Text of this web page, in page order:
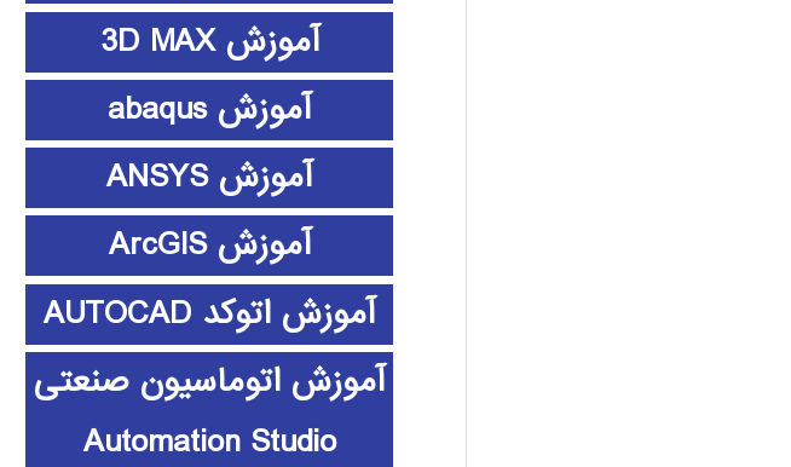
آموزش 3D MAX
آموزش abaqus
آموزش ANSYS
آموزش ArcGIS
آموزش اتوکد AUTOCAD
آموزش اتوماسیون صنعتی
Automation Studio